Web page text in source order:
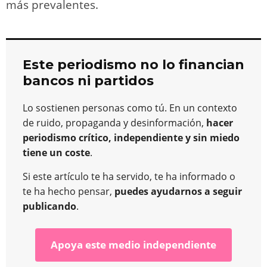
más prevalentes.
Este periodismo no lo financian
bancos ni partidos
Lo sostienen personas como tú. En un contexto
de ruido, propaganda y desinformación, hacer
periodismo crítico, independiente y sin miedo
tiene un coste.
Si este artículo te ha servido, te ha informado o
te ha hecho pensar, puedes ayudarnos a seguir
publicando.
Apoya este medio independiente